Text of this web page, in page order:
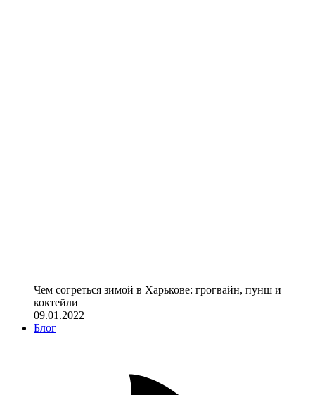
Чем согреться зимой в Харькове: грогвайн, пунш и
коктейли
09.01.2022
Блог